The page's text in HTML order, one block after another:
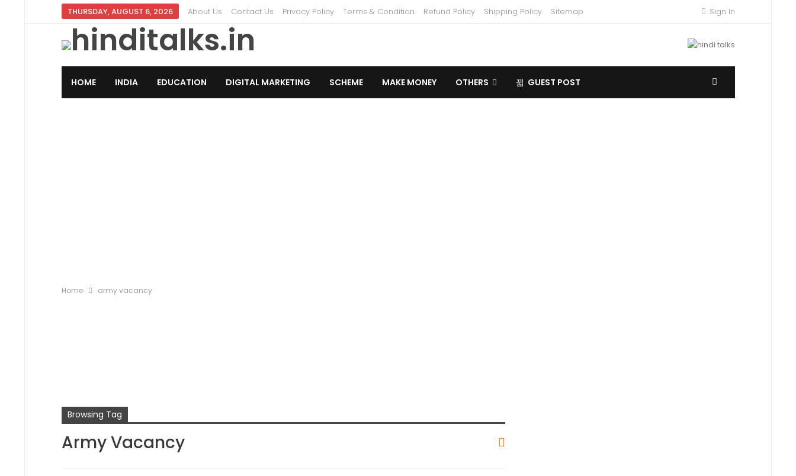
Sign In
THURSDAY, AUGUST 6, 2026 About Us Contact Us Privacy Policy Terms & Condition Refund Policy Shipping Policy Sitemap
HOME INDIA EDUCATION DIGITAL MARKETING SCHEME MAKE MONEY OTHERS GUEST POST
Home army vacancy
Browsing Tag
Army Vacancy